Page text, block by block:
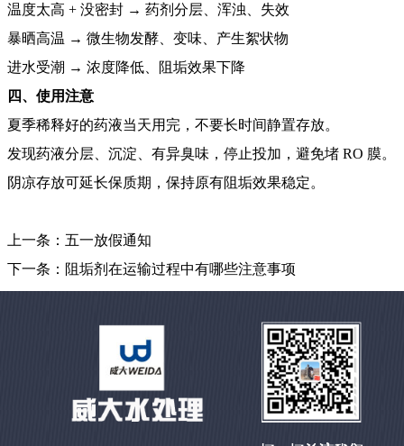
温度太高 + 没密封 → 药剂分层、浑浊、失效
暴晒高温 → 微生物发酵、变味、产生絮状物
进水受潮 → 浓度降低、阻垢效果下降
四、使用注意
夏季稀释好的药液当天用完，不要长时间静置存放。
发现药液分层、沉淀、有异臭味，停止投加，避免堵 RO 膜。
阴凉存放可延长保质期，保持原有阻垢效果稳定。
上一条： 五一放假通知
下一条： 阻垢剂在运输过程中有哪些注意事项